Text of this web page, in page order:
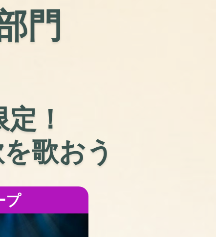
門
！
歌おう
プ